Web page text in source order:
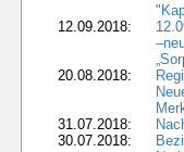
12.09.2018:
20.08.2018:
31.07.2018:
30.07.2018: